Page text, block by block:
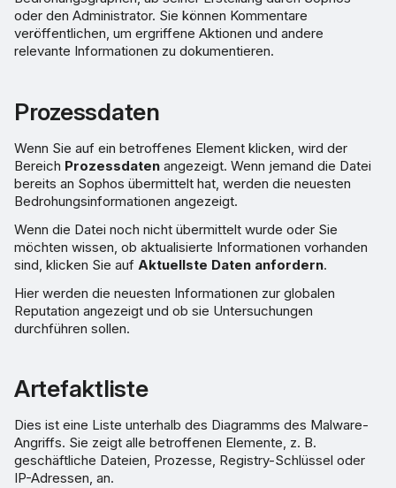
oder den Administrator. Sie können Kommentare
veröffentlichen, um ergriffene Aktionen und andere
relevante Informationen zu dokumentieren.
Prozessdaten
Wenn Sie auf ein betroffenes Element klicken, wird der
Bereich Prozessdaten angezeigt. Wenn jemand die Datei
bereits an Sophos übermittelt hat, werden die neuesten
Bedrohungsinformationen angezeigt.
Wenn die Datei noch nicht übermittelt wurde oder Sie
möchten wissen, ob aktualisierte Informationen vorhanden
sind, klicken Sie auf Aktuellste Daten anfordern.
Hier werden die neuesten Informationen zur globalen
Reputation angezeigt und ob sie Untersuchungen
durchführen sollen.
Artefaktliste
Dies ist eine Liste unterhalb des Diagramms des Malware-
Angriffs. Sie zeigt alle betroffenen Elemente, z. B.
geschäftliche Dateien, Prozesse, Registry-Schlüssel oder
IP-Adressen, an.